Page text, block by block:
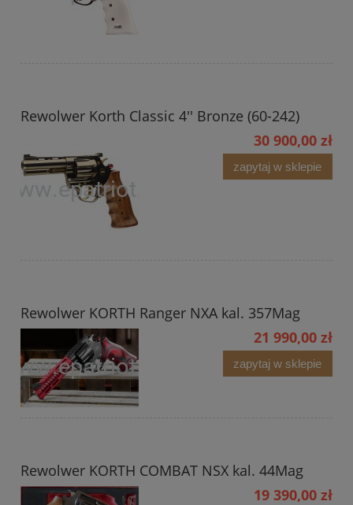
Rewolwer Korth Classic 4'' Bronze (60-242)
30 900,00 zł
zapytaj w sklepie
Rewolwer KORTH Ranger NXA kal. 357Mag
21 990,00 zł
zapytaj w sklepie
Rewolwer KORTH COMBAT NSX kal. 44Mag
19 390,00 zł